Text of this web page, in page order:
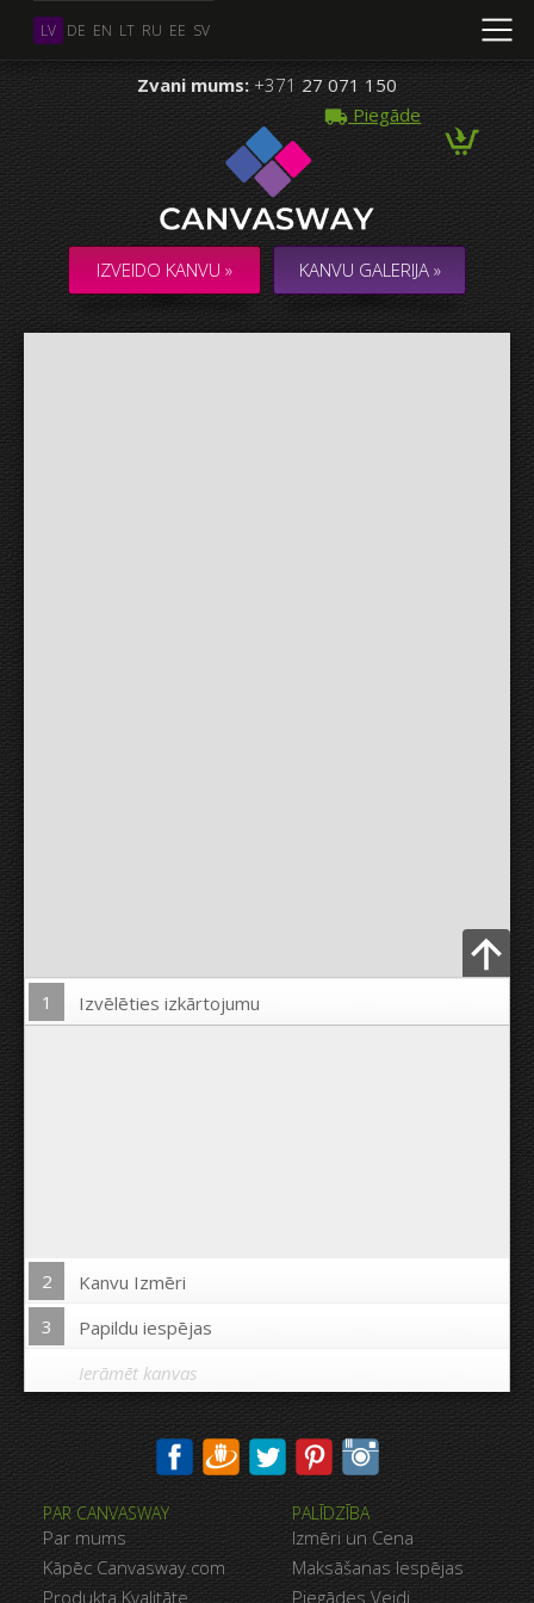
LV DE EN LT RU EE SV
Zvani mums: +371 27 071 150
Piegāde
IZVEIDO KANVU » KANVU GALERIJA »
Ielādēt Foto
1 Izvēlēties izkārtojumu
2
Kanvu Izmēri
3
Papildu iespējas
Drukāt uz kanvas malām:
Nē
Attālums starp bildēm:
Ierāmēt kanvas
Vairāki Foto
KOLĀŽA / KOMPOZĪCIJA no vairākiem Foto
PAR CANVASWAY
Par mums
Kāpēc Canvasway.com
Produkta Kvalitāte
PALĪDZĪBA
Izmēri un Cena
Maksāšanas Iespējas
Piegādes Veidi